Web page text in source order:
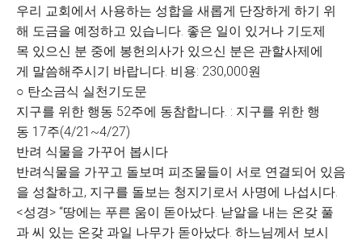
우리 교회에서 사용하는 성합을 새롭게 단장하게 하기 위
해 도금을 예정하고 있습니다. 좋은 일이 있거나 기도제
목 있으신 분 중에 봉헌의사가 있으신 분은 관할사제에
게 말씀해주시기 바랍니다. 비용: 230,000원
○ 탄소금식 실천기도문
지구를 위한 행동 52주에 동참합니다. : 지구를 위한 행
동 17주(4/21~4/27)
반려 식물을 가꾸어 봅시다
반려식물을 가꾸고 돌보며 피조물들이 서로 연결되어 있음
을 성찰하고, 지구를 돌보는 청지기로서 사명에 나섭시다.
<성경> “땅에는 푸른 움이 돋아났다. 낟알을 내는 온갖 풀
과 씨 있는 온갖 과일 나무가 돋아났다. 하느님께서 보시